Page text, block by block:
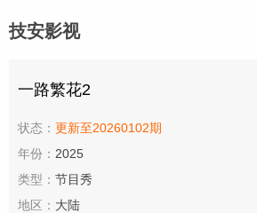
技安影视
一路繁花2
状态： 更新至20260102期
年份： 2025
类型： 节目秀
地区： 大陆